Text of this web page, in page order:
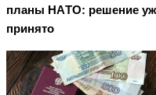
плaны НAТO: рeшeниe
принятo